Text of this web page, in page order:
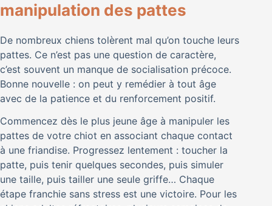
manipulation des pattes
De nombreux chiens tolèrent mal qu’on touche leurs
pattes. Ce n’est pas une question de caractère,
c’est souvent un manque de socialisation précoce.
Bonne nouvelle : on peut y remédier à tout âge
avec de la patience et du renforcement positif.
Commencez dès le plus jeune âge à manipuler les
pattes de votre chiot en associant chaque contact
à une friandise. Progressez lentement : toucher la
patte, puis tenir quelques secondes, puis simuler
une taille, puis tailler une seule griffe… Chaque
étape franchie sans stress est une victoire. Pour les